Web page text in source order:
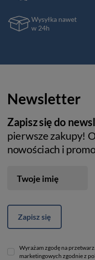
Wysyłka nawet
w 24h
Newsletter
Zapisz się do
pierwsze zakupy!
nowościach i
Twoje imię
Zapisz się
Wyrażam zgodę na
marketingowych zgodnie z